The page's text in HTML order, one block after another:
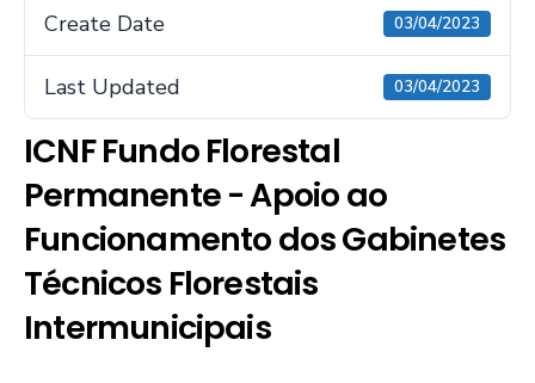
Create Date 03/04/2023
Last Updated 03/04/2023
ICNF Fundo Florestal
Permanente - Apoio ao
Funcionamento dos Gabinetes
Técnicos Florestais
Intermunicipais